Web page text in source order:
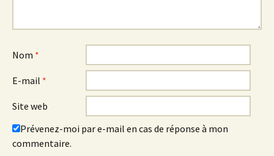
Nom *
E-mail *
Site web
Prévenez-moi par e-mail en cas de réponse à mon
commentaire.